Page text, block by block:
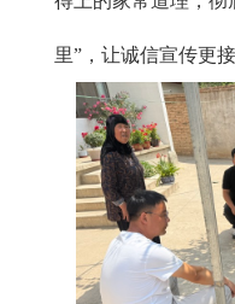
里”，让诚信宣传更